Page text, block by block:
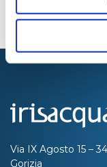
Via IX Agosto 15 –
Gorizia